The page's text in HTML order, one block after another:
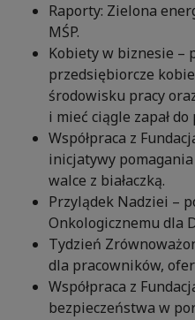
Raporty: Zielona
MŚP.
Kobiety w biznesie –
przedsiębiorcze
środowisku pracy
i mieć ciągle zapał do
Współpraca z
inicjatywy
walce z białaczką.
Przylądek Nadziei –
Onkologicznemu dla
Tydzień
dla pracowników,
Współpraca z
bezpieczeństwa w